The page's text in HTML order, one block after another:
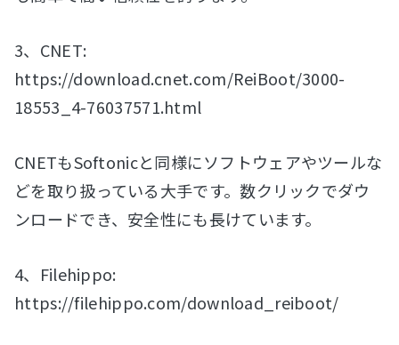
3、CNET:
https://download.cnet.com/ReiBoot/3000-
18553_4-76037571.html
CNETもSoftonicと同様にソフトウェアやツールな
どを取り扱っている大手です。数クリックでダウ
ンロードでき、安全性にも長けています。
4、Filehippo:
https://filehippo.com/download_reiboot/